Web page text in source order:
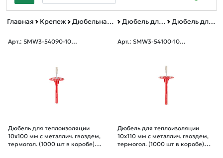
Главная Крепеж Дюбельная техника Дюбель для теплоизоляции металлический гвоздь с термоголовкой Дюбель для теплоизоляции металлический гвоздь с термоголовкой короб
Арт.: SMW3-54090-100
Дюбель для теплоизоляции
10х100 мм с металлич. гвоздем,
термогол. (1000 шт в коробе)
Арт.: SMW3-54100-100
Дюбель для теплоизоляции
10х110 мм с металлич. гвоздем,
термогол. (1000 шт в коробе)